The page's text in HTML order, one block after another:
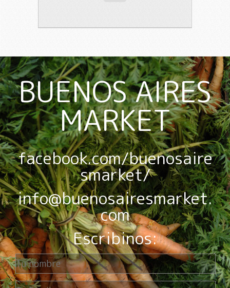
BUENOS AIRES
MARKET
facebook.com/buenosaire
smarket/
info@buenosairesmarket.
com
Escribinos: